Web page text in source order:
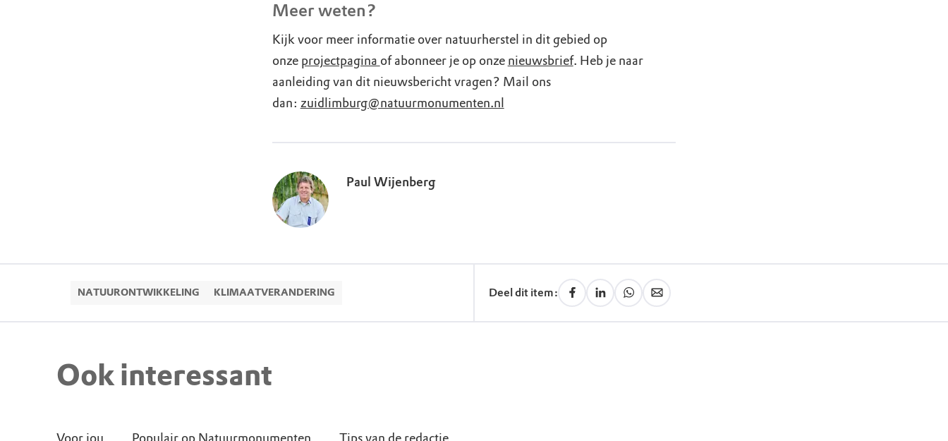
Meer weten?
Kijk voor meer informatie over natuurherstel in dit gebied op
onze projectpagina of abonneer je op onze nieuwsbrief. Heb je naar
aanleiding van dit nieuwsbericht vragen? Mail ons
dan: zuidlimburg@natuurmonumenten.nl
Paul Wijenberg
NATUURONTWIKKELING KLIMAATVERANDERING Deel dit item:
Ook interessant